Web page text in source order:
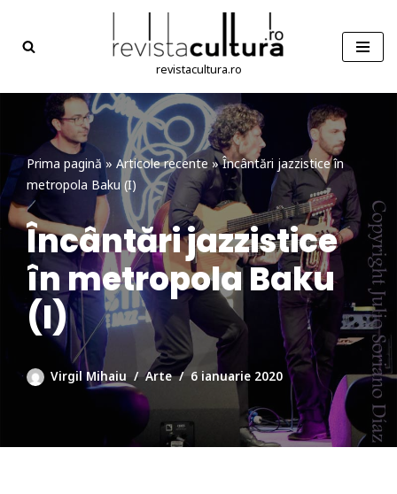
Sari
conținut
revistacultura.ro
Prima pagină» Articole recente »Încântări jazzistice în
metropola Baku (I)
Încântări jazzistice
în metropola Baku
(I)
Virgil Mihaiu Arte 6 ianuarie 2020